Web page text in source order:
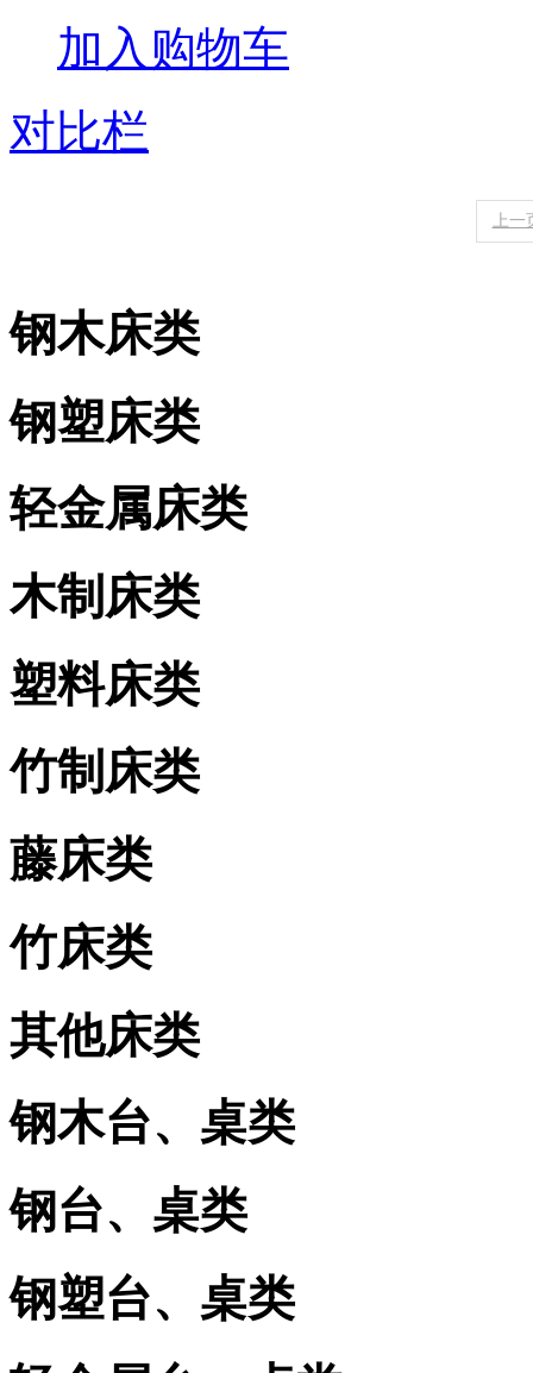
加入购物车
对比栏
上一
钢木床类
钢塑床类
轻金属床类
木制床类
塑料床类
竹制床类
藤床类
竹床类
其他床类
钢木台、桌类
钢台、桌类
钢塑台、桌类